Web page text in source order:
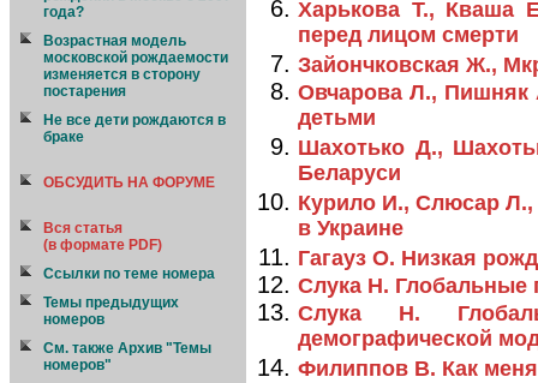
года?
Возрастная модель
московской рождаемости
изменяется в сторону
постарения
Не все дети рождаются в
браке
ОБСУДИТЬ НА ФОРУМЕ
Вся статья
(в формате PDF)
Ссылки по теме номера
Темы предыдущих
номеров
См. также Архив "Темы
номеров"
Харькова Т., Кваша
перед лицом смерти
Зайончковская Ж.,
Овчарова Л.,
детьми
Шахотько Д.,
Беларуси
Курило И., Слюсар
в Украине
Гагауз О. Низкая
Слука Н. Глобальные
Слука Н.
демографической
Филиппов В. Как